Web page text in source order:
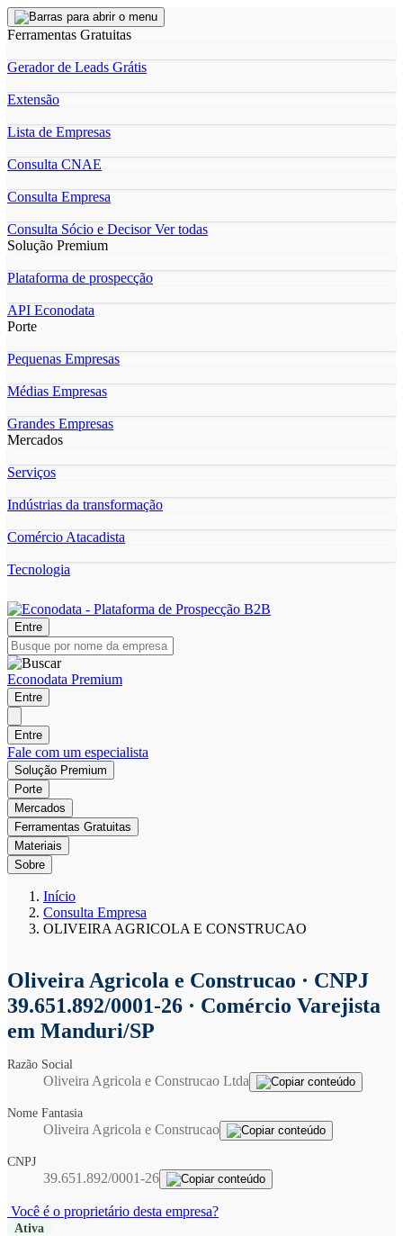
Ferramentas Gratuitas
Gerador de Leads Grátis
Extensão
Lista de Empresas
Consulta CNAE
Consulta Empresa
Consulta Sócio e DecisorVer todas
Solução Premium
Plataforma de prospecção
API Econodata
Porte
Pequenas Empresas
Médias Empresas
Grandes Empresas
Mercados
Serviços
Indústrias da transformação
Comércio Atacadista
Tecnologia
Entre
Econodata Premium
Entre
Entre
Fale com um especialista
Solução Premium
Porte
Mercados
Ferramentas Gratuitas
Materiais
Sobre
Início
Consulta Empresa
OLIVEIRA AGRICOLA E CONSTRUCAO
Oliveira Agricola e Construcao · CNPJ
39.651.892/0001-26 · Comércio Varejista
em Manduri/SP
Razão Social
Oliveira Agricola e Construcao Ltda
Nome Fantasia
Oliveira Agricola e Construcao
CNPJ
39.651.892/0001-26
Você é o proprietário desta empresa?
Ativa